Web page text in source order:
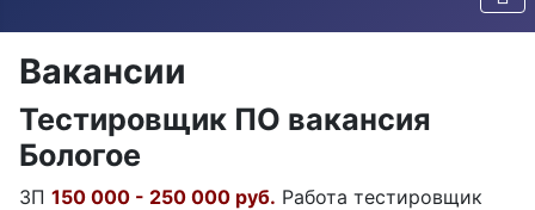
Вакансии
Тестировщик ПО вакансия
Бологое
ЗП 150 000 - 250 000 руб. Работа тестировщик